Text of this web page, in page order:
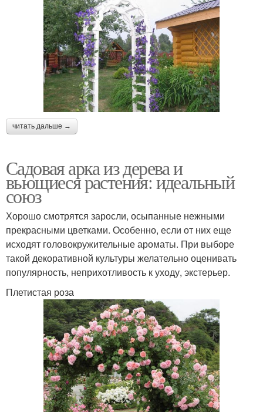
читать дальше →
Садовая арка из дерева и
вьющиеся растения: идеальный
союз
Хорошо смотрятся заросли, осыпанные нежными
прекрасными цветками. Особенно, если от них еще
исходят головокружительные ароматы. При выборе
такой декоративной культуры желательно оценивать
популярность, неприхотливость к уходу, экстерьер.
Плетистая роза